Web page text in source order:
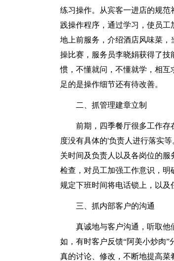
练习操作。从宾客一进店的规
践操作程序，通过学习，使员
地上前服务，介绍酒店风味菜
操比赛，服务员李晓娟获得了
惯，不懂就问，不懂就学，相
足的是操作细节还有待改善。
二、抓管理建章立制
前期，四季餐厅很多工作存
度没有具体的'负责人进行落实
关时间及负责人以及各岗位的
检查，对员工加强工作意识，明
规定下班时间将电话锁上，以及
三、抓内部客户的沟通
真诚地与客户沟通，听取他
如，有时客户反馈“阿美小炒肉”
真的讨论、修改，不断地提高菜